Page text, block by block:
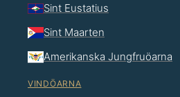
Sint Eustatius
Sint Maarten
Amerikanska Jungfruöarna
VINDÖARNA